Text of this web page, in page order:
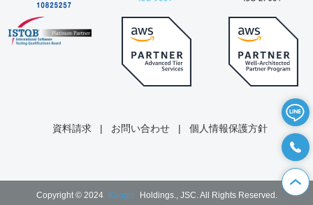
資料請求 | お問い合わせ | 個人情報保護方針
Copyright © 2024 Kaopiz Holdings., JSC. All Rights Reserved.